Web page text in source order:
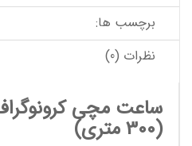
برچسب ها:
نظرات (0)
ساعت مچی
(300 متری)